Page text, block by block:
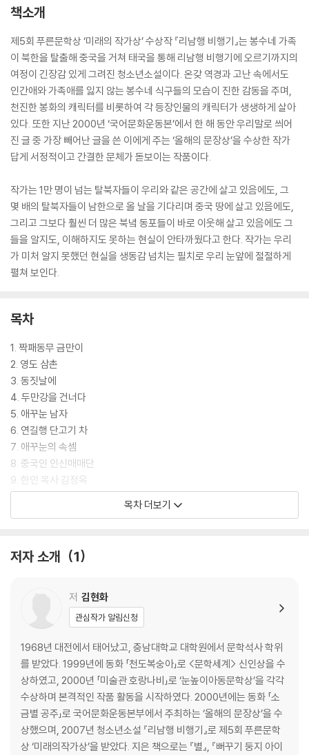
책소개
제5회 푸른문학상 ‘미래의 작가상’ 수상작 『리남행 비행기』는 봉수네 가족
이 북한을 탈출해 중국을 거쳐 태국을 통해 리남행 비행기에 오르기까지의
여정이 긴장감 있게 그려진 청소년소설이다. 온갖 역경과 고난 속에서도
인간애와 가족애를 잃지 않는 봉수네 식구들의 모습이 진한 감동을 주며,
천진한 봉화의 캐릭터를 비롯하여 각 등장인물의 캐릭터가 생생하게 살아
있다. 또한 지난 2000년 ‘국어문화운동본’에서 한 해 동안 우리말로 씌어
진 글 중 가장 빼어난 글을 쓴 이에게 주는 ‘올해의 문장상’을 수상한 작가
답게 서정적이고 간결한 문체가 돋보이는 작품이다.
작가는 1만 명이 넘는 탈북자들이 우리와 같은 공간에 살고 있음에도, 그
몇 배의 탈북자들이 남한으로 올 날을 기다리며 중국 땅에 살고 있음에도,
그리고 그보다 훨씬 더 많은 북녘 동포들이 바로 이웃해 살고 있음에도 그
들을 알지도, 이해하지도 못하는 현실이 안타까웠다고 한다. 작가는 우리
가 미처 알지 못했던 현실을 생동감 넘치는 필치로 우리 눈앞에 절절하게
펼쳐 보인다.
목차
1. 짝패동무 금만이
2. 영도 삼촌
3. 동짓날에
4. 두만강을 건너다
5. 애꾸눈 남자
6. 연길행 단고기 차
7. 애꾸눈의 속셈
8. 중국인 인신매매단
9. 한인 목사 김정옥
10. 때로는 먼저 돌아서는 이별이 있다
14. 리남행 비행기
16. 열심히 걸어가라
17. 비생기 안에서 금만에게 쓰다
작가의 말
목차 더보기
저자 소개 1
저 김현화
관심작가 알림신청
1968년 대전에서 태어났고, 충남대학교 대학원에서 문학석사 학위
를 받았다. 1999년에 동화 「천도복숭아」로 <문학세계> 신인상을 수
상하였고, 2000년 「미술관 호랑나비」로 ‘눈높이아동문학상’을 각각
수상하며 본격적인 작품 활동을 시작하였다. 2000년에는 동화 「소
금별 공주」로 국어문화운동본부에서 주최하는 ‘올해의 문장상’을 수
상했으며, 2007년 청소년소설 『리남행 비행기』로 제5회 푸른문학
상 ‘미래의작가상’을 받았다. 지은 책으로는 『별』, 『뻐꾸기 둥지 아이